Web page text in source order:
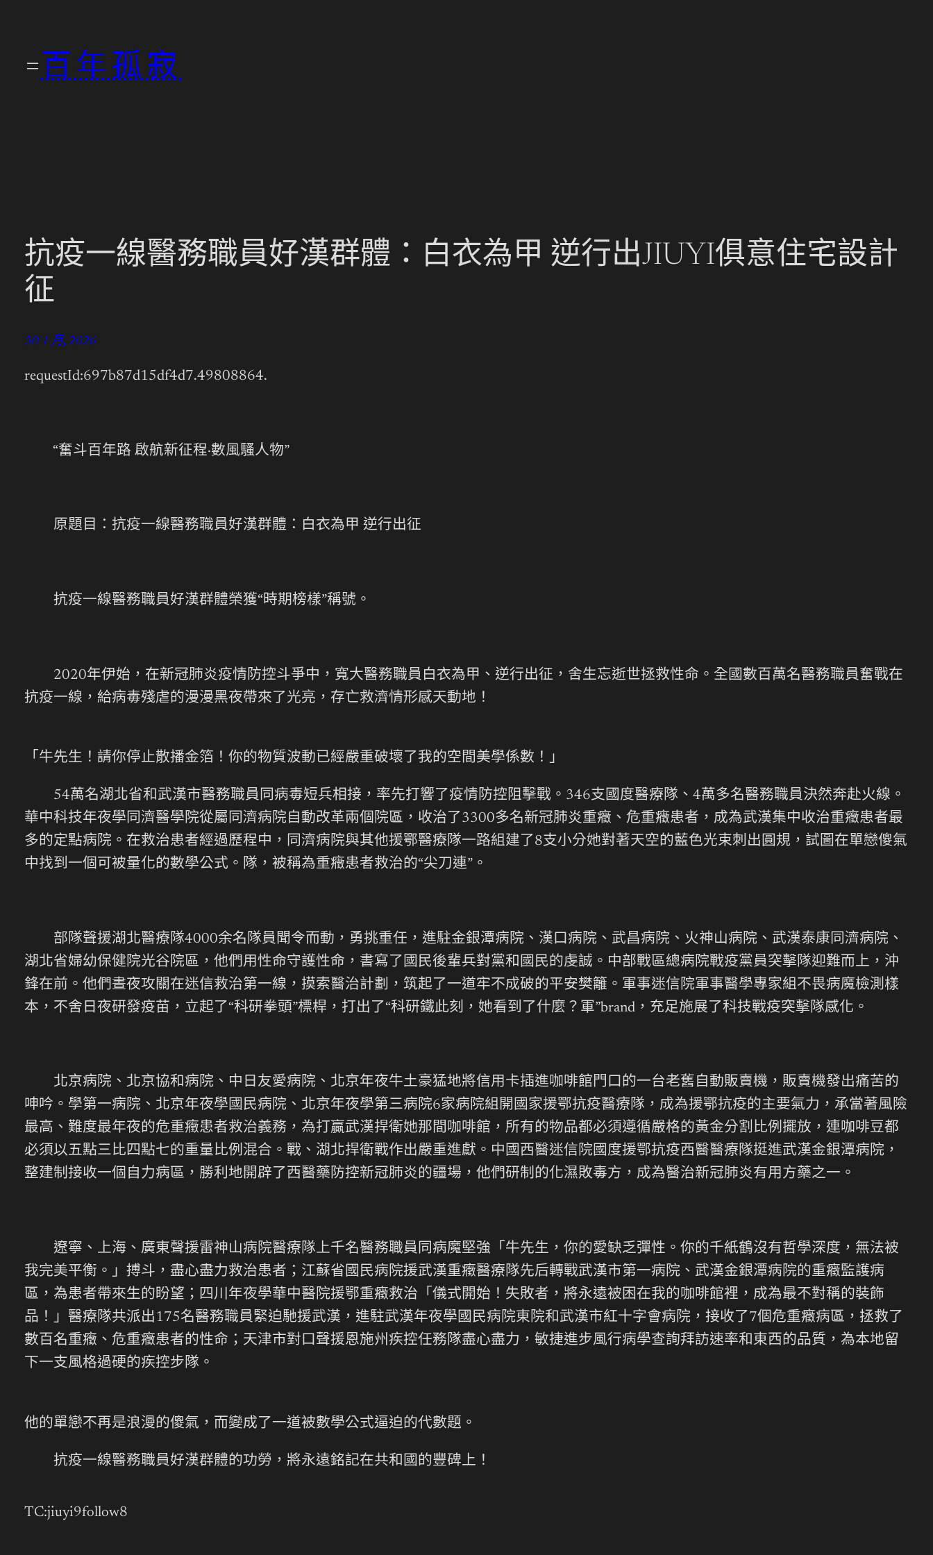
百年孤寂
抗疫一線醫務職員好漢群體：白衣為甲 逆行出JIUYI俱意住宅設計
征
30 1 月, 2026
requestId:697b87d15df4d7.49808864.
“奮斗百年路 啟航新征程·數風騷人物”
原題目：抗疫一線醫務職員好漢群體：白衣為甲 逆行出征
抗疫一線醫務職員好漢群體榮獲“時期榜樣”稱號。
2020年伊始，在新冠肺炎疫情防控斗爭中，寬大醫務職員白衣為甲、逆行出征，舍生忘逝世拯救性命。全國數百萬名醫務職員奮戰在
抗疫一線，給病毒殘虐的漫漫黑夜帶來了光亮，存亡救濟情形感天動地！
「牛先生！請你停止散播金箔！你的物質波動已經嚴重破壞了我的空間美學係數！」
54萬名湖北省和武漢市醫務職員同病毒短兵相接，率先打響了疫情防控阻擊戰。346支國度醫療隊、4萬多名醫務職員決然奔赴火線。
華中科技年夜學同濟醫學院從屬同濟病院自動改革兩個院區，收治了3300多名新冠肺炎重癥、危重癥患者，成為武漢集中收治重癥患者最
多的定點病院。在救治患者經過歷程中，同濟病院與其他援鄂醫療隊一路組建了8支小分她對著天空的藍色光束刺出圓規，試圖在單戀傻氣
中找到一個可被量化的數學公式。隊，被稱為重癥患者救治的“尖刀連”。
部隊聲援湖北醫療隊4000余名隊員聞令而動，勇挑重任，進駐金銀潭病院、漢口病院、武昌病院、火神山病院、武漢泰康同濟病院、
湖北省婦幼保健院光谷院區，他們用性命守護性命，書寫了國民後輩兵對黨和國民的虔誠。中部戰區總病院戰疫黨員突擊隊迎難而上，沖
鋒在前。他們晝夜攻關在迷信救治第一線，摸索醫治計劃，筑起了一道牢不成破的平安樊籬。軍事迷信院軍事醫學專家組不畏病魔檢測樣
本，不舍日夜研發疫苗，立起了“科研拳頭”標桿，打出了“科研鐵此刻，她看到了什麼？軍”brand，充足施展了科技戰疫突擊隊感化。
北京病院、北京協和病院、中日友愛病院、北京年夜牛土豪猛地將信用卡插進咖啡館門口的一台老舊自動販賣機，販賣機發出痛苦的
呻吟。學第一病院、北京年夜學國民病院、北京年夜學第三病院6家病院組開國家援鄂抗疫醫療隊，成為援鄂抗疫的主要氣力，承當著風險
最高、難度最年夜的危重癥患者救治義務，為打贏武漢捍衛她那間咖啡館，所有的物品都必須遵循嚴格的黃金分割比例擺放，連咖啡豆都
必須以五點三比四點七的重量比例混合。戰、湖北捍衛戰作出嚴重進獻。中國西醫迷信院國度援鄂抗疫西醫醫療隊挺進武漢金銀潭病院，
整建制接收一個自力病區，勝利地開辟了西醫藥防控新冠肺炎的疆場，他們研制的化濕敗毒方，成為醫治新冠肺炎有用方藥之一。
遼寧、上海、廣東聲援雷神山病院醫療隊上千名醫務職員同病魔堅強「牛先生，你的愛缺乏彈性。你的千紙鶴沒有哲學深度，無法被
我完美平衡。」搏斗，盡心盡力救治患者；江蘇省國民病院援武漢重癥醫療隊先后轉戰武漢市第一病院、武漢金銀潭病院的重癥監護病
區，為患者帶來生的盼望；四川年夜學華中醫院援鄂重癥救治「儀式開始！失敗者，將永遠被困在我的咖啡館裡，成為最不對稱的裝飾
品！」醫療隊共派出175名醫務職員緊迫馳援武漢，進駐武漢年夜學國民病院東院和武漢市紅十字會病院，接收了7個危重癥病區，拯救了
數百名重癥、危重癥患者的性命；天津市對口聲援恩施州疾控任務隊盡心盡力，敏捷進步風行病學查詢拜訪速率和東西的品質，為本地留
下一支風格過硬的疾控步隊。
他的單戀不再是浪漫的傻氣，而變成了一道被數學公式逼迫的代數題。
抗疫一線醫務職員好漢群體的功勞，將永遠銘記在共和國的豐碑上！
TC:jiuyi9follow8